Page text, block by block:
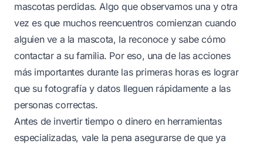
mascotas perdidas. Algo que observamos una y otra
vez es que muchos reencuentros comienzan cuando
alguien ve a la mascota, la reconoce y sabe cómo
contactar a su familia. Por eso, una de las acciones
más importantes durante las primeras horas es lograr
que su fotografía y datos lleguen rápidamente a las
personas correctas.
Antes de invertir tiempo o dinero en herramientas
especializadas, vale la pena asegurarse de que ya